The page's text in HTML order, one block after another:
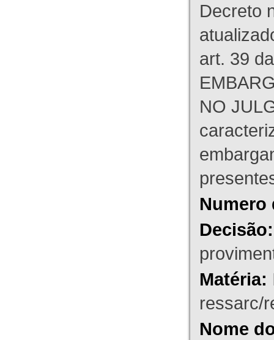
Decreto
art. 39
NO
Numero
Decisão:
Matéria:
ressarc/
Nome